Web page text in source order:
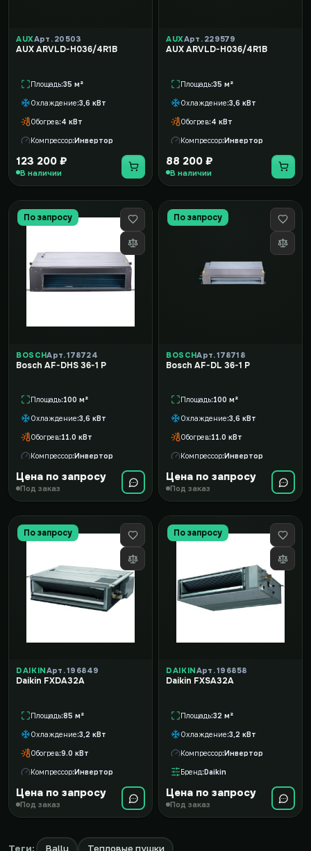
AUXАрт. 20503
AUX ARVLD-H036/4R1B
Площадь 35 м²
Охлаждение 3,6 кВт
Обогрев 4 кВт
Компрессор Инвертор
123 200 ₽
В наличии
AUXАрт. 229579
AUX ARVLD-H036/4R1B
Площадь 35 м²
Охлаждение 3,6 кВт
Обогрев 4 кВт
Компрессор Инвертор
88 200 ₽
В наличии
По запросу
BOSCHАрт. 178724
Bosch AF-DHS 36-1 P
Площадь 100 м²
Охлаждение 3,6 кВт
Обогрев 11.0 кВт
Компрессор Инвертор
Цена по запросу
Под заказ
По запросу
BOSCHАрт. 178718
Bosch AF-DL 36-1 P
Площадь 100 м²
Охлаждение 3,6 кВт
Обогрев 11.0 кВт
Компрессор Инвертор
Цена по запросу
Под заказ
По запросу
DAIKINАрт. 196849
Daikin FXDA32A
Площадь 85 м²
Охлаждение 3,2 кВт
Обогрев 9.0 кВт
Компрессор Инвертор
Цена по запросу
Под заказ
По запросу
DAIKINАрт. 196858
Daikin FXSA32A
Площадь 32 м²
Охлаждение 3,2 кВт
Компрессор Инвертор
Бренд Daikin
Цена по запросу
Под заказ
Теги: Ballu Тепловые пушки